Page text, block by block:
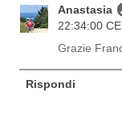
Anastasia
22:34:00
Grazie
Rispondi